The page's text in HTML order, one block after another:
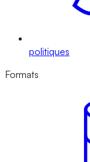
politiques
Formats